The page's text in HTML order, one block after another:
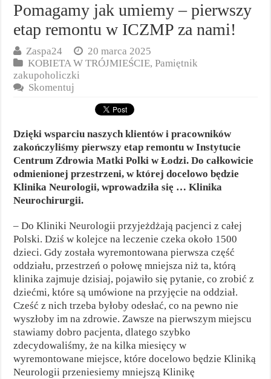
Pomagamy jak umiemy – pierwszy
etap remontu w ICZMP za nami!
Zaspa24
20 marca 2025
KOBIETA W TRÓJMIEŚCIE,Pamiętnik
zakupoholiczki
Skomentuj
Dzięki wsparciu naszych klientów i pracowników
zakończyliśmy pierwszy etap remontu w Instytucie
Centrum Zdrowia Matki Polki w Łodzi. Do całkowicie
odmienionej przestrzeni, w której docelowo będzie
Klinika Neurologii, wprowadziła się … Klinika
Neurochirurgii.
– Do Kliniki Neurologii przyjeżdżają pacjenci z całej
Polski. Dziś w kolejce na leczenie czeka około 1500
dzieci. Gdy została wyremontowana pierwsza część
oddziału, przestrzeń o połowę mniejsza niż ta, którą
klinika zajmuje dzisiaj, pojawiło się pytanie, co zrobić z
dziećmi, które są umówione na przyjęcie na oddział.
Cześć z nich trzeba byłoby odesłać, co na pewno nie
wyszłoby im na zdrowie. Zawsze na pierwszym miejscu
stawiamy dobro pacjenta, dlatego szybko
zdecydowaliśmy, że na kilka miesięcy w
wyremontowane miejsce, które docelowo będzie Kliniką
Neurologii przeniesiemy mniejszą Klinikę